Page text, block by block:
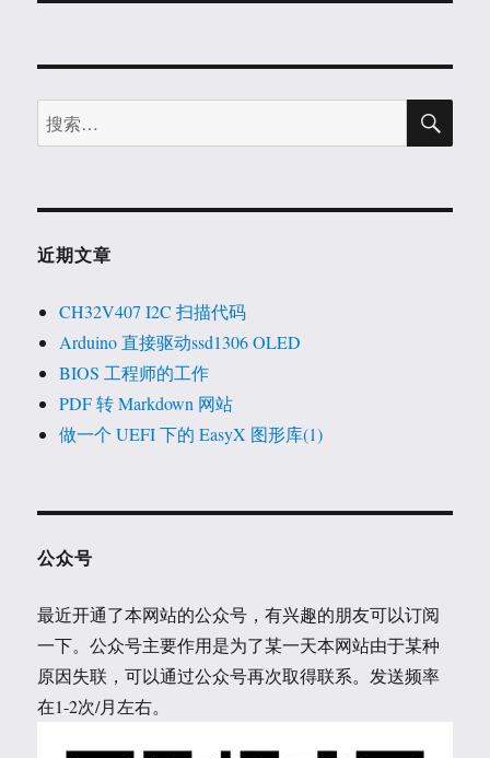
文
搜
索：
搜
近期文章
CH32V407 I2C 扫描代码
Arduino 直接驱动ssd1306 OLED
BIOS 工程师的工作
PDF 转 Markdown 网站
做一个 UEFI 下的 EasyX 图形库(1)
公众号
最近开通了本网站的公众号，有兴趣的朋友可以订阅
一下。公众号主要作用是为了某一天本网站由于某种
原因失联，可以通过公众号再次取得联系。发送频率
在1-2次/月左右。